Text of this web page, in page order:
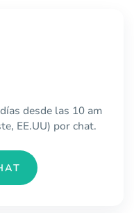
desde las 10 am
EE.UU) por chat.